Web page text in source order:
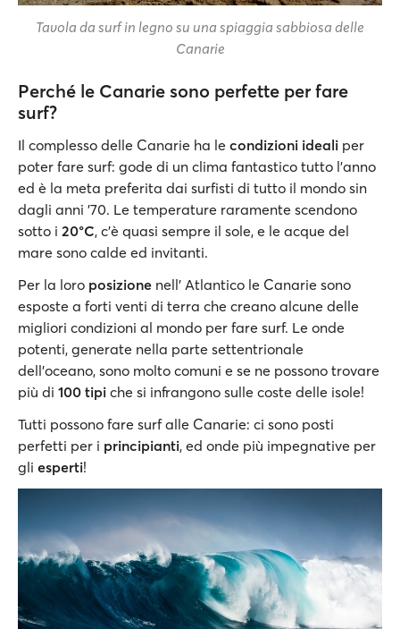
Tavola da surf in legno su una spiaggia sabbiosa delle
Canarie
Perché le Canarie sono perfette per fare
surf?
Il complesso delle Canarie ha le condizioni ideali per
poter fare surf: gode di un clima fantastico tutto l'anno
ed è la meta preferita dai surfisti di tutto il mondo sin
dagli anni '70. Le temperature raramente scendono
sotto i 20°C, c'è quasi sempre il sole, e le acque del
mare sono calde ed invitanti.
Per la loro posizione nell' Atlantico le Canarie sono
esposte a forti venti di terra che creano alcune delle
migliori condizioni al mondo per fare surf. Le onde
potenti, generate nella parte settentrionale
dell'oceano, sono molto comuni e se ne possono trovare
più di 100 tipi che si infrangono sulle coste delle isole!
Tutti possono fare surf alle Canarie: ci sono posti
perfetti per i principianti, ed onde più impegnative per
gli esperti!